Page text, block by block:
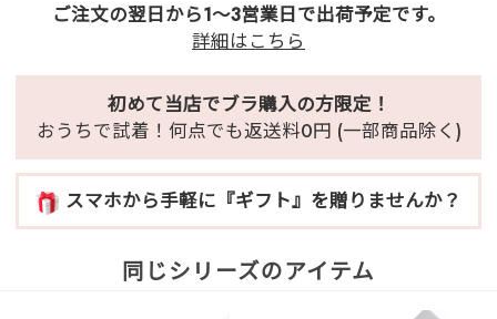
ご注文の翌日から1～3営業日で出荷予定です。
詳細はこちら
初めて当店でブラ購入の方限定！
おうちで試着！何点でも返送料0円 (一部商品除く)
スマホから手軽に『ギフト』を贈りませんか？
同じシリーズのアイテム